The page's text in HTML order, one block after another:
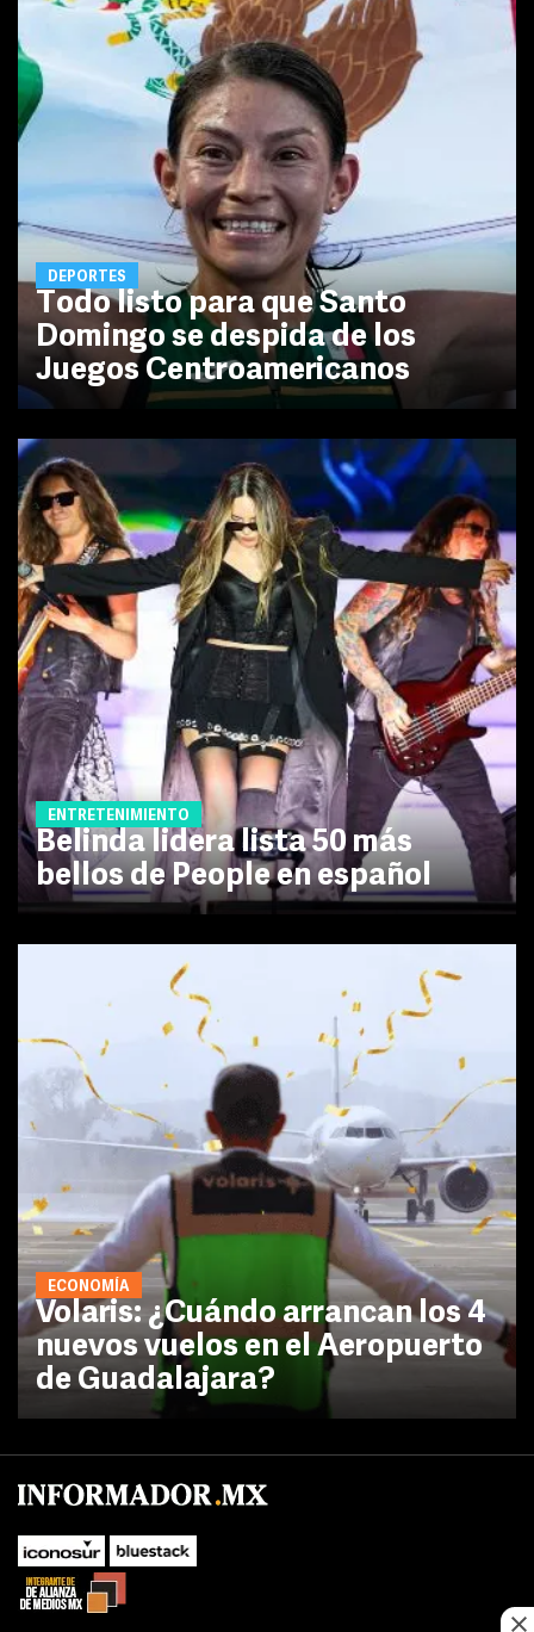
DEPORTES
Todo listo para que Santo
Domingo se despida de los
Juegos Centroamericanos
ENTRETENIMIENTO
Belinda lidera lista 50 más
bellos de People en español
ECONOMÍA
Volaris: ¿Cuándo arrancan los 4
nuevos vuelos en el Aeropuerto
de Guadalajara?